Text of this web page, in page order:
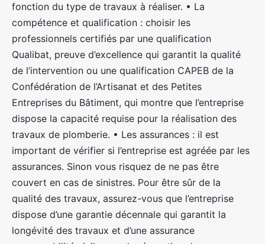
fonction du type de travaux à réaliser. • La
compétence et qualification : choisir les
professionnels certifiés par une qualification
Qualibat, preuve d’excellence qui garantit la qualité
de l’intervention ou une qualification CAPEB de la
Confédération de l’Artisanat et des Petites
Entreprises du Bâtiment, qui montre que l’entreprise
dispose la capacité requise pour la réalisation des
travaux de plomberie. • Les assurances : il est
important de vérifier si l’entreprise est agréée par les
assurances. Sinon vous risquez de ne pas être
couvert en cas de sinistres. Pour être sûr de la
qualité des travaux, assurez-vous que l’entreprise
dispose d’une garantie décennale qui garantit la
longévité des travaux et d’une assurance